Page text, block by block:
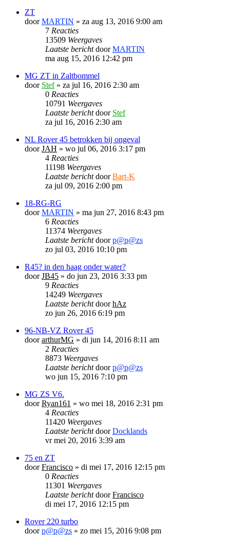
ZT
doorMARTIN » za aug 13, 2016 9:00 am
7 Reacties
13509 Weergaves
Laatste berichtdoorMARTIN
ma aug 15, 2016 12:42 pm
MG ZT in Zaltbommel
door Stef» za jul 16, 2016 2:30 am
0 Reacties
10791 Weergaves
Laatste berichtdoor Stef
za jul 16, 2016 2:30 am
NL Rover 45 betrokken bij ongeval
doorJAH » wo jul 06, 2016 3:17 pm
4 Reacties
11198 Weergaves
Laatste berichtdoorBart-K
za jul 09, 2016 2:00 pm
18-RG-RG
doorMARTIN » ma jun 27, 2016 8:43 pm
6 Reacties
11374 Weergaves
Laatste berichtdoorp@p@zs
zo jul 03, 2016 10:10 pm
R45? in den haag onder water?
doorJB45 » do jun 23, 2016 3:33 pm
9 Reacties
14249 Weergaves
Laatste berichtdoorhAz
zo jun 26, 2016 6:19 pm
96-NB-VZ Rover 45
doorarthurMG » di jun 14, 2016 8:11 am
2 Reacties
8873 Weergaves
Laatste berichtdoorp@p@zs
wo jun 15, 2016 7:10 pm
MG ZS V6.
doorRyan161 » wo mei 18, 2016 2:31 pm
4 Reacties
11420 Weergaves
Laatste berichtdoorDocklands
vr mei 20, 2016 3:39 am
75 en ZT
doorFrancisco » di mei 17, 2016 12:15 pm
0 Reacties
11301 Weergaves
Laatste berichtdoorFrancisco
di mei 17, 2016 12:15 pm
Rover 220 turbo
doorp@p@zs » zo mei 15, 2016 9:08 pm